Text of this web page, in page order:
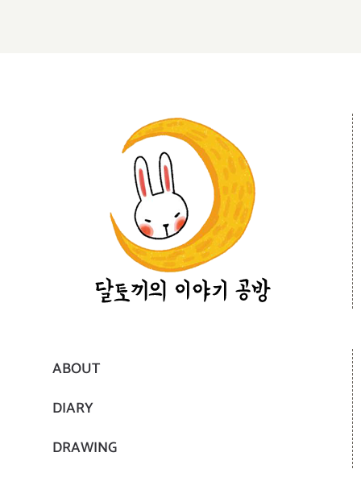
ABOUT
DIARY
DRAWING